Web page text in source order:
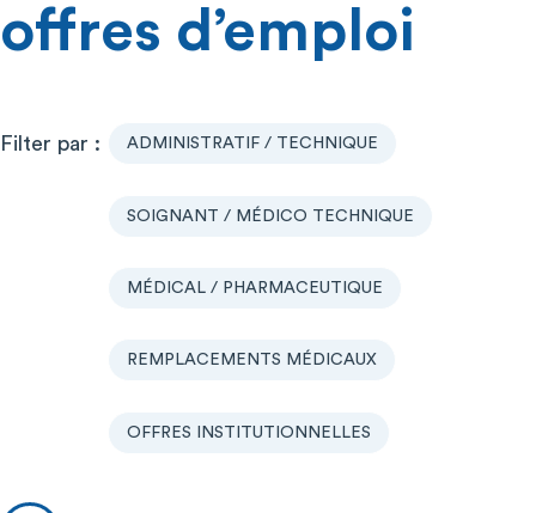
offres d’emploi
ADMINISTRATIF / TECHNIQUE
SOIGNANT / MÉDICO TECHNIQUE
MÉDICAL / PHARMACEUTIQUE
REMPLACEMENTS MÉDICAUX
OFFRES INSTITUTIONNELLES